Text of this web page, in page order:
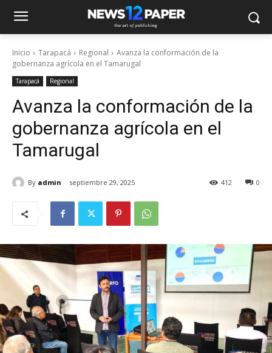
Inicio Tarapacá Regional
Avanza la conformación de la
gobernanza agrícola en el Tamarugal
Tarapacá Regional
Avanza la conformación de la
gobernanza agrícola en el
Tamarugal
By admin septiembre 29, 2025 0
412